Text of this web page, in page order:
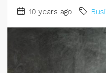
10 years ago